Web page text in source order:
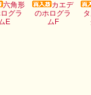
六角形
グラ
E
カエデ
のホログラ
ムF